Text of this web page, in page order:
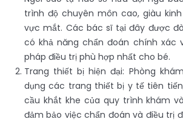
trình độ chuyên môn cao, giàu
vực mắt. Các bác sĩ tại đây được
có khả năng chẩn đoán chính xác
pháp điều trị phù hợp nhất cho bé.
Trang thiết bị hiện đại: Phòng
dụng các trang thiết bị y tế tiên
cầu khắt khe của quy trình khám
đảm bảo việc chẩn đoán và điều trị